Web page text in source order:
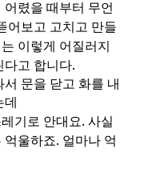
렸을 때부터 무언
어보고 고치고 만들
이렇게 어질러지
다고 합니다.
문을 닫고 화를 내
기로 안대요. 사실
억울하죠. 얼마나 억